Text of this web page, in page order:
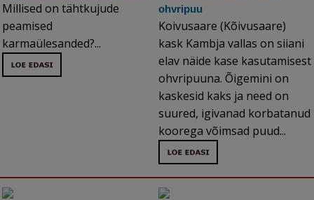
Millised on tähtkujude
peamised
karmaülesanded?...
ohvripuu
Koivusaare (Kõivusaare)
kask Kambja vallas on siiani
elav näide kase kasutamisest
ohvripuuna. Õigemini on
kaskesid kaks ja need on
suured, igivanad korbatanud
koorega võimsad puud...